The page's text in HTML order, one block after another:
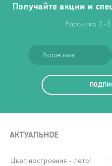
Получайте акции и
Рассылка 2-
АКТУАЛЬНОЕ
Цвет настроения - лето!